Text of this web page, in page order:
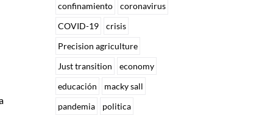
confinamiento
coronavirus
COVID-19
crisis
Precision agriculture
Just transition
economy
educación
macky sall
pandemia
politica